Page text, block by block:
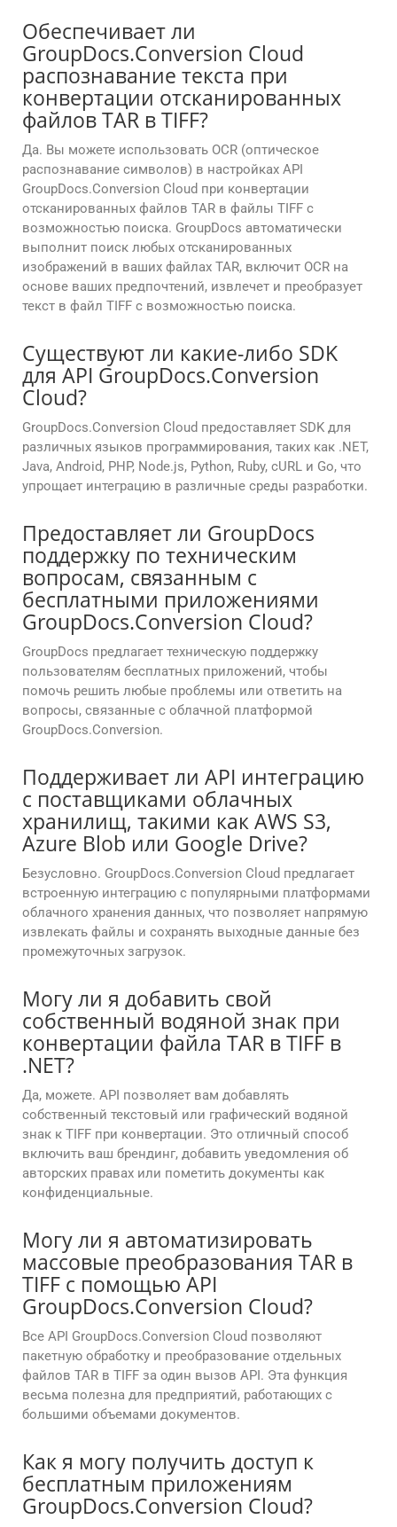
Обеспечивает ли
GroupDocs.Conversion Cloud
распознавание текста при
конвертации отсканированных
файлов TAR в TIFF?
Да. Вы можете использовать OCR (оптическое
распознавание символов) в настройках API
GroupDocs.Conversion Cloud при конвертации
отсканированных файлов TAR в файлы TIFF с
возможностью поиска. GroupDocs автоматически
выполнит поиск любых отсканированных
изображений в ваших файлах TAR, включит OCR на
основе ваших предпочтений, извлечет и преобразует
текст в файл TIFF с возможностью поиска.
Существуют ли какие-либо SDK
для API GroupDocs.Conversion
Cloud?
GroupDocs.Conversion Cloud предоставляет SDK для
различных языков программирования, таких как .NET,
Java, Android, PHP, Node.js, Python, Ruby, cURL и Go, что
упрощает интеграцию в различные среды разработки.
Предоставляет ли GroupDocs
поддержку по техническим
вопросам, связанным с
бесплатными приложениями
GroupDocs.Conversion Cloud?
GroupDocs предлагает техническую поддержку
пользователям бесплатных приложений, чтобы
помочь решить любые проблемы или ответить на
вопросы, связанные с облачной платформой
GroupDocs.Conversion.
Поддерживает ли API интеграцию
с поставщиками облачных
хранилищ, такими как AWS S3,
Azure Blob или Google Drive?
Безусловно. GroupDocs.Conversion Cloud предлагает
встроенную интеграцию с популярными платформами
облачного хранения данных, что позволяет напрямую
извлекать файлы и сохранять выходные данные без
промежуточных загрузок.
Могу ли я добавить свой
собственный водяной знак при
конвертации файла TAR в TIFF в
.NET?
Да, можете. API позволяет вам добавлять
собственный текстовый или графический водяной
знак к TIFF при конвертации. Это отличный способ
включить ваш брендинг, добавить уведомления об
авторских правах или пометить документы как
конфиденциальные.
Могу ли я автоматизировать
массовые преобразования TAR в
TIFF с помощью API
GroupDocs.Conversion Cloud?
Все API GroupDocs.Conversion Cloud позволяют
пакетную обработку и преобразование отдельных
файлов TAR в TIFF за один вызов API. Эта функция
весьма полезна для предприятий, работающих с
большими объемами документов.
Как я могу получить доступ к
бесплатным приложениям
GroupDocs.Conversion Cloud?